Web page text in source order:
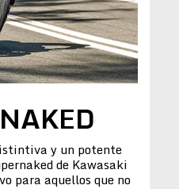
y un potente
de Kawasaki
para aquellos que no